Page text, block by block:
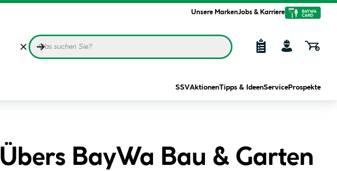
Unsere MarkenJobs & Karriere
SSVAktionenTipps & IdeenService Prospekte
Übers BayWa Bau & Garten